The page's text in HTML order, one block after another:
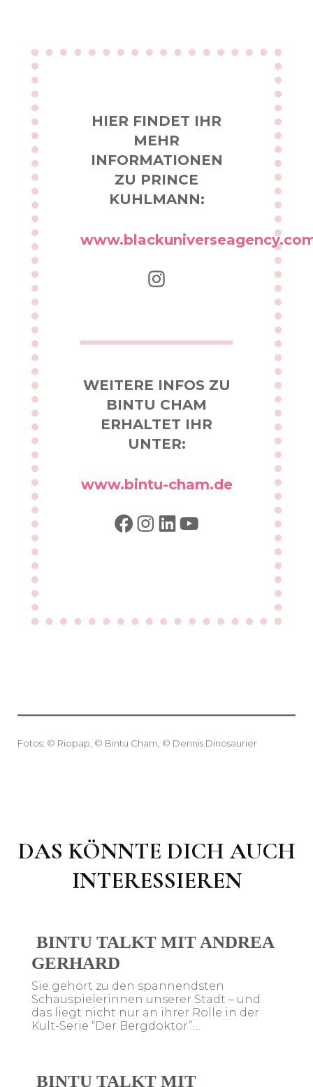
HIER FINDET IHR
MEHR
INFORMATIONEN
ZU PRINCE
KUHLMANN:
Instagram
WEITERE INFOS ZU
BINTU CHAM
ERHALTET IHR
UNTER:
www.bintu-cham.de
Facebook
Instagram
LinkedIn
YouTube
Fotos: © Riopap, © Bintu Cham, © Dennis Dinosaurier
DAS KÖNNTE DICH AUCH
INTERESSIEREN
BINTU TALKT MIT ANDREA
GERHARD
Sie gehört zu den spannendsten
Schauspielerinnen unserer Stadt – und
das liegt nicht nur an ihrer Rolle in der
Kult-Serie “Der Bergdoktor”…
BINTU TALKT MIT